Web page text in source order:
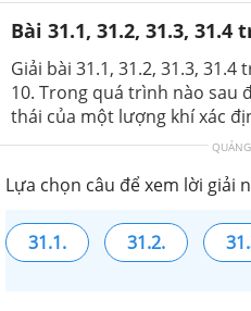
Bài 31.1, 31.2, 31.3, 31.4
Giải bài 31.1, 31.2, 31.3,
10. Trong quá trình nào sau
thái của một lượng khí xác
Lựa chọn câu để xem lời giải
31.1. 31.2.